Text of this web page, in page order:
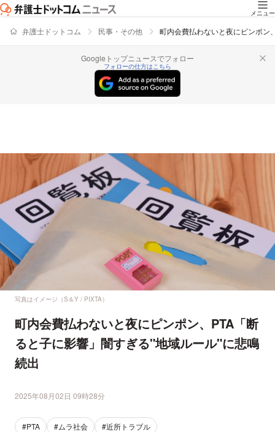
メニュー
弁護士ドットコム 民事・その他 町内会費払わないと夜にピンポン
Googleトップニュースでフォロー
フォローの仕方はこちら
写真はイメージ（S＆Y / PIXTA）
町内会費払わないと夜にピンポン、PTA「断
ると子に影響」闇すぎる"地域ルール"に悲鳴
続出
2025年08月02日 09時28分
#PTA #ムラ社会 #近所トラブル